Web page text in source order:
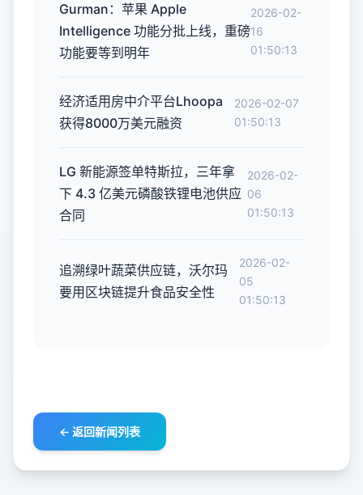
Gurman：苹果 Apple
Intelligence 功能分批上线，重磅
功能要等到明年
2026-02-
16
01:50:13
经济适用房中介平台Lhoopa
获得8000万美元融资
2026-02-07
01:50:13
LG 新能源签单特斯拉，三年拿
下 4.3 亿美元磷酸铁锂电池供应
合同
2026-02-
06
01:50:13
追溯绿叶蔬菜供应链，沃尔玛
要用区块链提升食品安全性
2026-02-
05
01:50:13
← 返回新闻列表